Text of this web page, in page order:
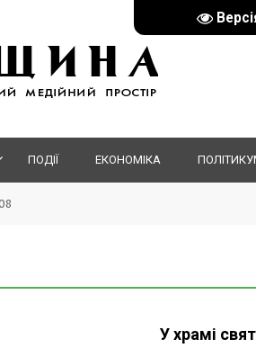
ПОДІЇ ЕКОНОМІКА
У храмі